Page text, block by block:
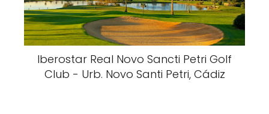
Iberostar Real Novo Sancti Petri Golf
Club - Urb. Novo Santi Petri, Cádiz